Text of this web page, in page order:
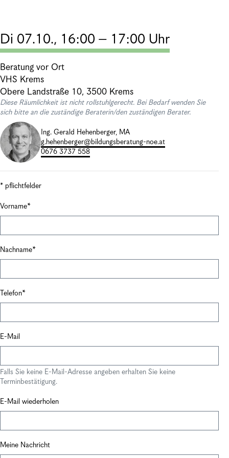
Di 07.10., 16:00 – 17:00 Uhr
Beratung vor Ort
VHS Krems
Obere Landstraße 10, 3500 Krems
Diese Räumlichkeit ist nicht rollstuhlgerecht. Bei Bedarf wenden Sie
sich bitte an die zuständige Beraterin/den zuständigen Berater.
Ing. Gerald Hehenberger, MA
g.hehenberger@bildungsberatung-noe.at
0676 3737 558
* pflichtfelder
Vorname
Nachname
Telefon
E-Mail
Falls Sie keine E-Mail-Adresse angeben erhalten Sie keine
Terminbestätigung.
E-Mail wiederholen
Meine Nachricht